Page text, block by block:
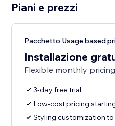
Piani e prezzi
Pacchetto Usage based
Installazione
Flexible monthly
3-day free trial
Low-cost pricing
Styling customization